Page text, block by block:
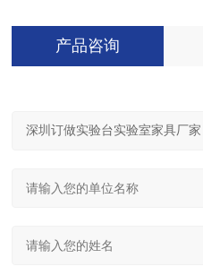
产品咨询